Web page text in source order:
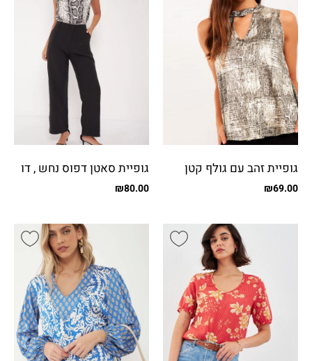
גופיית זהב עם גולף קטן
₪69.00
גופיית סאטן דפוס נחש , דו
צדדי ₪80.00